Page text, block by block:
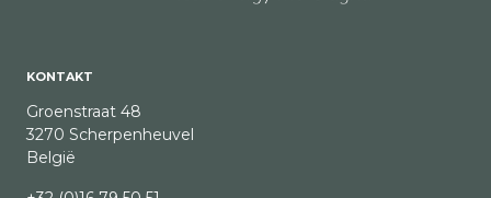
KONTAKT
Groenstraat 48
3270 Scherpenheuvel
België